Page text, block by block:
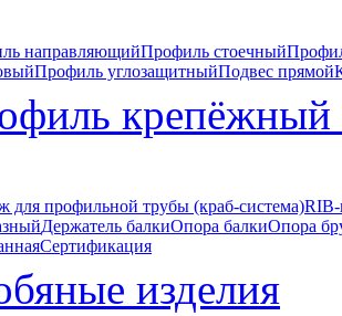
направляющийПрофиль стоечный
Профиль углозащитныйПодвес прямой
для профильной трубы (краб-система)
Держатель балкиОпора балкиОпора
Сертификация
изделия